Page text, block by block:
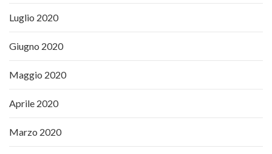
Luglio 2020
Giugno 2020
Maggio 2020
Aprile 2020
Marzo 2020